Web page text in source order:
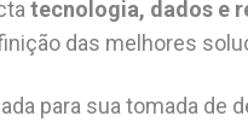
tecnologia, dados e
das melhores
para sua tomada de